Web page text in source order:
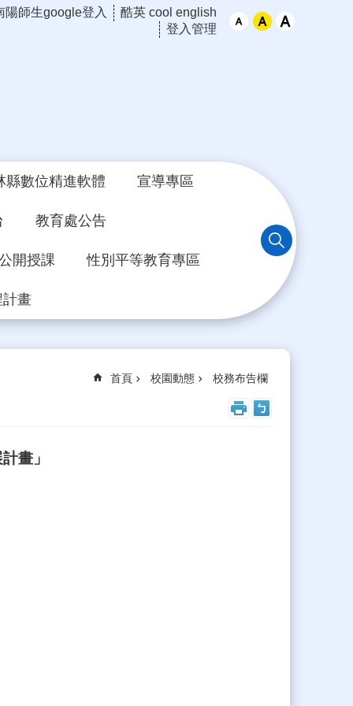
陽師生google登入
酷英 cool english
登入管理
縣數位精進軟體 宣導專區
教育處公告
開授課 性別平等教育專區
畫
首頁 校園動態 校務布告欄
畫」